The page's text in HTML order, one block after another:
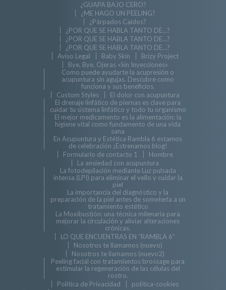
¿GUAPA BAJO CERO?
¿ME HAGO UN PEELING?
¿Párpados Caídos?
¿POR QUE SE HABLA TANTO DE…?
¿POR QUE SE HABLA TANTO DE…?
¿POR QUE SE HABLA TANTO DE…?
Aviso Legal
Baby Skin
Brizy Project
Bye, Bye, Ojeras «Sin Inyecciones»
Como puede ayudarte la acupresión o
acupuntura sin agujas. Descubre como
funciona y sus beneficios.
Custom Styles
El dolor con acupuntura
El drenaje linfático de piernas es clave para
cuidar tu sistema linfático y todo tu organismo
El mejor medicamento es la alimentación: la
higiene vital como fundamento de una vida
sana
En Acupuntura y Estética Rambla 6 estamos
de celebración ¡Estrenamos blog!
Formulario de contacto 1
Hombre
La ansiedad con acupuntura
La fotodepilación mediante Luz pulsada
intensa (LPI) para eliminar el vello y cuidar la
piel
La importancia del diagnóstico y la
preparación de la piel antes de someterla a un
tratamiento estético
La Moxibustión: una técnica milenaria para
mejorar la circulación y aliviar alteraciones
crónicas.
LO QUE ENCUENTRAS EN “RAMBLA 6”
Nosotros te llamamos (nuevo)
Nosotros te llamamos (nuevo2)
Peeling facial con tratamientos brossage para
estimular la regeneración de las células del
rostro.
Politica de Privacidad
politica-cookies